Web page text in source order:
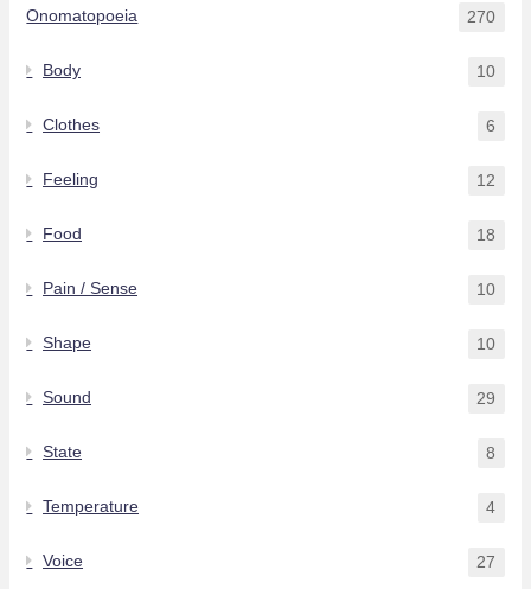
Onomatopoeia 270
Body 10
Clothes 6
Feeling 12
Food 18
Pain / Sense 10
Shape 10
Sound 29
State 8
Temperature 4
Voice 27